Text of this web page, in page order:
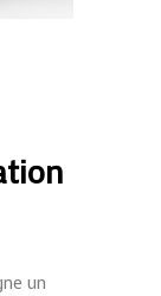
un